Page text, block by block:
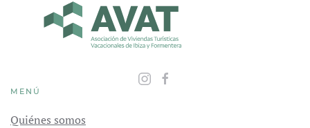
MENÚ
Quiénes somos